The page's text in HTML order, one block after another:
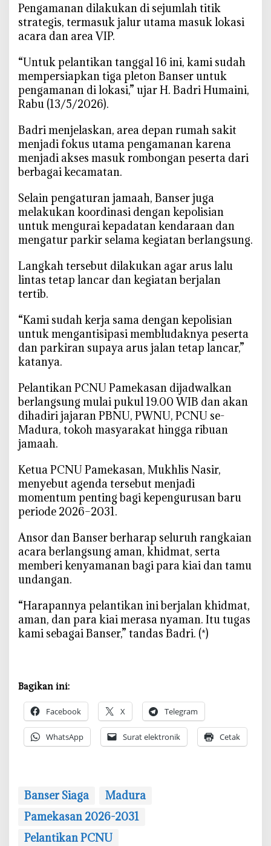
P
e
l
n
t
i
n
P
C
N
P
a
m
e
a
s
2
0
2
2
0
3
1
‎Pengamanan dilakukan di sejumlah titik
strategis, termasuk jalur utama masuk lokasi
acara dan area VIP.
‎“Untuk pelantikan tanggal 16 ini, kami sudah
mempersiapkan tiga pleton Banser untuk
pengamanan di lokasi,” ujar H. Badri Humaini,
Rabu (13/5/2026).
‎Badri menjelaskan, area depan rumah sakit
menjadi fokus utama pengamanan karena
menjadi akses masuk rombongan peserta dari
berbagai kecamatan.
‎Selain pengaturan jamaah, Banser juga
melakukan koordinasi dengan kepolisian
untuk mengurai kepadatan kendaraan dan
mengatur parkir selama kegiatan berlangsung.
‎Langkah tersebut dilakukan agar arus lalu
lintas tetap lancar dan kegiatan berjalan
tertib.
‎“Kami sudah kerja sama dengan kepolisian
untuk mengantisipasi membludaknya peserta
dan parkiran supaya arus jalan tetap lancar,”
katanya.
‎Pelantikan PCNU Pamekasan dijadwalkan
berlangsung mulai pukul 19.00 WIB dan akan
dihadiri jajaran PBNU, PWNU, PCNU se-
Madura, tokoh masyarakat hingga ribuan
jamaah.
‎Ketua PCNU Pamekasan, Mukhlis Nasir,
menyebut agenda tersebut menjadi
momentum penting bagi kepengurusan baru
periode 2026–2031.
‎Ansor dan Banser berharap seluruh rangkaian
acara berlangsung aman, khidmat, serta
memberi kenyamanan bagi para kiai dan tamu
undangan.
‎“Harapannya pelantikan ini berjalan khidmat,
aman, dan para kiai merasa nyaman. Itu tugas
kami sebagai Banser,” tandas Badri. (*)
Bagikan ini:
Facebook X Telegram
WhatsApp Surat elektronik Cetak
‎Banser Siaga
Madura
Pamekasan 2026-2031
Pelantikan PCNU